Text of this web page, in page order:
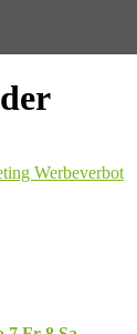
Werbeverbot